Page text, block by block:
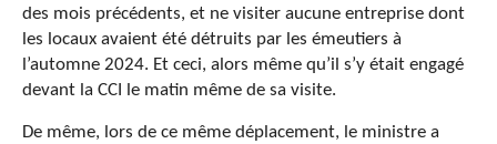
des mois précédents, et ne visiter aucune entreprise dont
les locaux avaient été détruits par les émeutiers à
l’automne 2024. Et ceci, alors même qu’il s’y était engagé
devant la CCI le matin même de sa visite.
De même, lors de ce même déplacement, le ministre a